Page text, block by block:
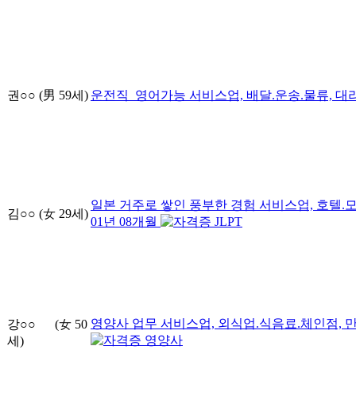
권○○ (男 59세) 운전직_영어가능 서비스업, 배달.운송.물류, 대
김○○ (女 29세)
일본 거주로 쌓인 풍부한 경험 서비스업, 호텔.
01 년 08개월 JLPT
강○○ (女 50
세)
영양사 업무 서비스업, 외식업.식음료.체인점,
영양사